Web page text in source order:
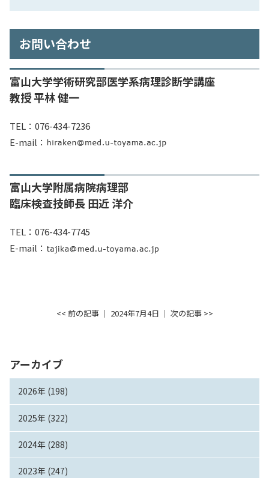
アーカイブ
2026年 (198)
2025年 (322)
2024年 (288)
2023年 (247)
お問い合わせ
富山大学学術研究部医学系病理診断学講座
教授 平林 健一
TEL：076-434-7236
E-mail：
富山大学附属病院病理部
臨床検査技師長 田近 洋介
TEL：076-434-7745
E-mail：
<< 前の記事│ 2024年7月4日 │ 次の記事 >>